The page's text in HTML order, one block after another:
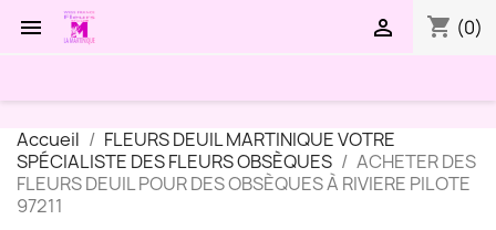
 shopping_cart (0)

Accueil
FLEURS DEUIL MARTINIQUE VOTRE
SPÉCIALISTE DES FLEURS OBSÈQUES
ACHETER DES
FLEURS DEUIL POUR DES OBSÈQUES À RIVIERE PILOTE
97211